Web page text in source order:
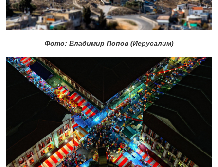
Фото: Владимир Попов (Иерусалим)